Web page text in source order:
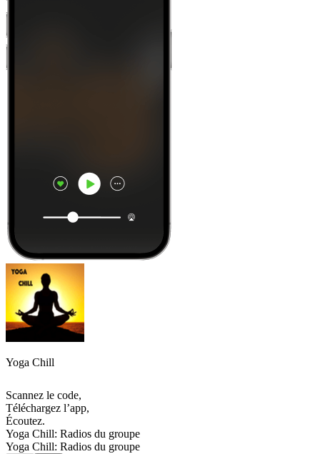
Yoga Chill
Scannez le code,
Téléchargez l’app,
Écoutez.
Yoga Chill: Radios du groupe
Yoga Chill: Radios du groupe